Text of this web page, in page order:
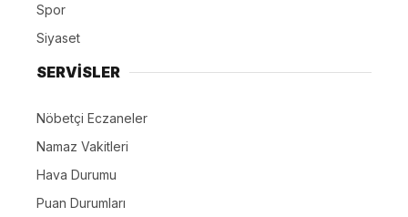
Spor
Siyaset
SERVİSLER
Nöbetçi Eczaneler
Namaz Vakitleri
Hava Durumu
Puan Durumları